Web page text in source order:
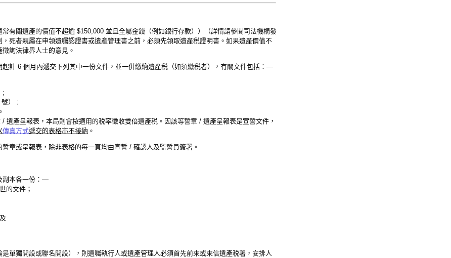
有關遺產的價值不超逾 $150,000 並且全屬金錢（例如銀行存款））（詳情請參閱司法機構發
，死者親屬在申領遺囑認證書或遺產管理書之前，必須先領取遺產税證明書。如果遺產價值不
詢法律界人士的意見。
計 6 個月內遞交下列其中一份文件，並一併繳納遺產税（如須繳税者），有關文件包括：—
;
號） ;
遺產呈報表，本局則會按適用的税率徵收雙倍遺產税。因該等誓章 / 遺產呈報表是宣誓文件，
傳真方式遞交的表格亦不接納 。
誓章或呈報表 ，除非表格的每一頁均由宣誓 / 確認人及監誓員簽署。
副本各一份：—
的文件；
單獨開設或聯名開設），則遺囑執行人或遺產管理人必須首先前來或來信遺產税署，安排人